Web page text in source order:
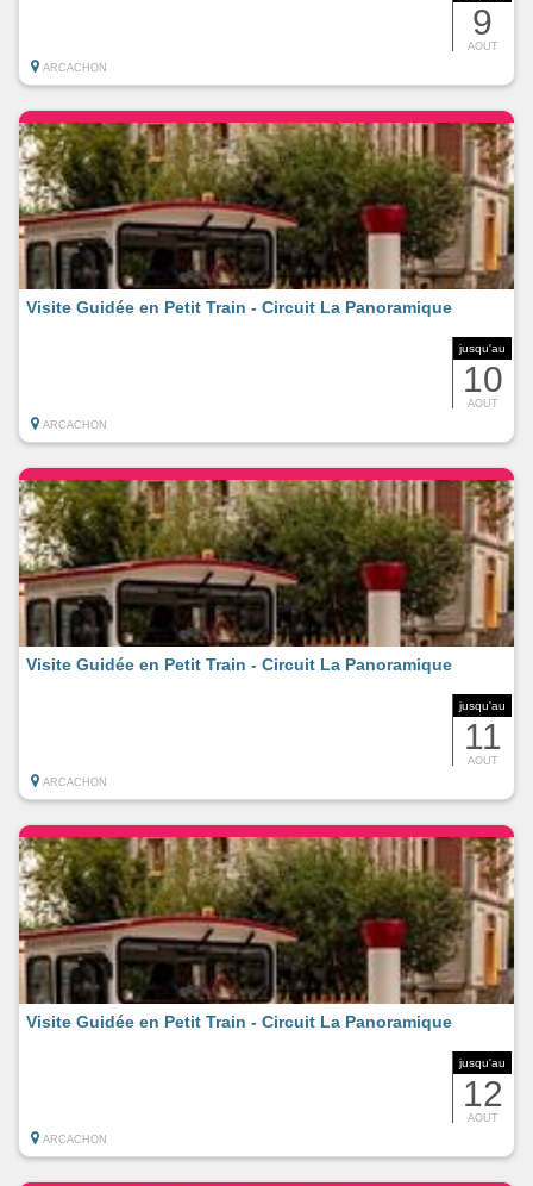
9
AOUT
ARCACHON
jusqu'au
10
AOUT
Visite Guidée en Petit Train - Circuit La Panoramique
ARCACHON
jusqu'au
11
AOUT
Visite Guidée en Petit Train - Circuit La Panoramique
ARCACHON
jusqu'au
12
AOUT
Visite Guidée en Petit Train - Circuit La Panoramique
ARCACHON